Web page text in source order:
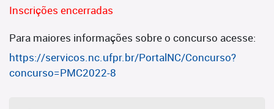
Inscrições encerradas
Para maiores informações sobre o concurso acesse:
https://servicos.nc.ufpr.br/PortalNC/Concurso?
concurso=PMC2022-8